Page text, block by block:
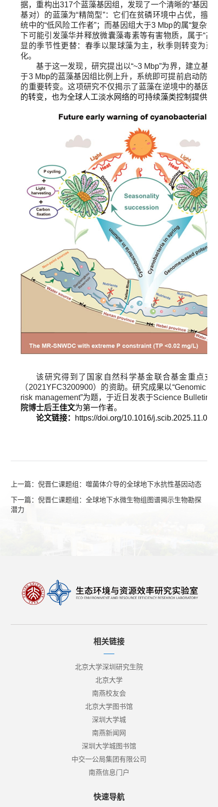
据，重构出317个蓝藻基因组，发现了一个清晰的“基因
基对）的蓝藻为“精简型”：它们在贫磷环境中占优，擅
统中的“低风险工作者”；而基因组大于3 Mbp的属“复杂
下可能引发藻华并释放微囊藻毒素等有害物质，属于“
显的季节性更替：春季以聚球藻为主，秋季则转变为
化。
基于这一发现，研究提出以“~3 Mbp”为界，建立基
于3 Mbp的蓝藻基因组比例上升，系统即可提前启动防控
的重要转变。这项研究不仅揭示了蓝藻在逆境中的基因
的转变，也为全球人工淡水网络的可持续藻类控制提供了
该研究得到了国家自然科学基金联合基金重点支
（2021YFC3200900）的资助。研究成果以“Genomic
risk management”为题，于近日发表于Science Bulletin。
院博士后王佳文为第一作者。
论文链接： https://doi.org/10.1016/j.scib.2025.11.005
上一篇：倪晋仁课题组：噬菌体介导的全球地下水抗性基因动态
下一篇：倪晋仁课题组：全球地下水微生物组图谱揭示生物勘探
潜力
相关链接
北京大学深圳研究生院
北京大学
南燕校友会
北京大学图书馆
深圳大学城
南燕新闻网
深圳大学城图书馆
中交一公局集团有限公司
南燕信息门户
快速导航